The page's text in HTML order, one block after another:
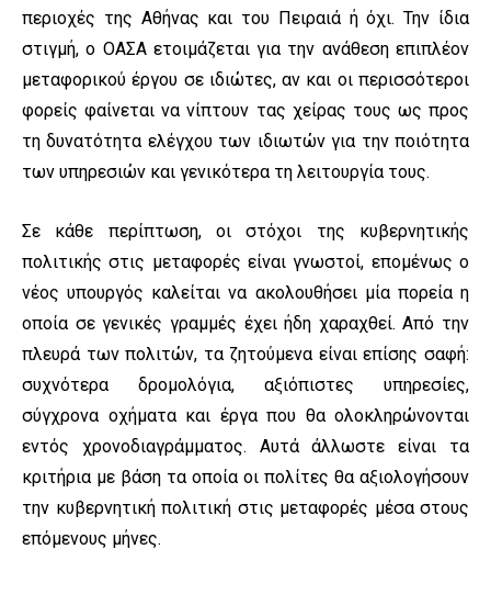
περιοχές της Αθήνας και του Πειραιά ή όχι. Την ίδια
στιγμή, ο ΟΑΣΑ ετοιμάζεται για την ανάθεση επιπλέον
μεταφορικού έργου σε ιδιώτες, αν και οι περισσότεροι
φορείς φαίνεται να νίπτουν τας χείρας τους ως προς
τη δυνατότητα ελέγχου των ιδιωτών για την ποιότητα
των υπηρεσιών και γενικότερα τη λειτουργία τους.
Σε κάθε περίπτωση, οι στόχοι της κυβερνητικής
πολιτικής στις μεταφορές είναι γνωστοί, επομένως ο
νέος υπουργός καλείται να ακολουθήσει μία πορεία η
οποία σε γενικές γραμμές έχει ήδη χαραχθεί. Από την
πλευρά των πολιτών, τα ζητούμενα είναι επίσης σαφή:
συχνότερα δρομολόγια, αξιόπιστες υπηρεσίες,
σύγχρονα οχήματα και έργα που θα ολοκληρώνονται
εντός χρονοδιαγράμματος. Αυτά άλλωστε είναι τα
κριτήρια με βάση τα οποία οι πολίτες θα αξιολογήσουν
την κυβερνητική πολιτική στις μεταφορές μέσα στους
επόμενους μήνες.